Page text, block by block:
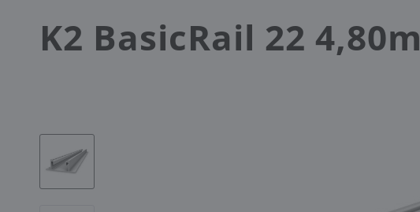
K2 BasicRail 22 4,80m